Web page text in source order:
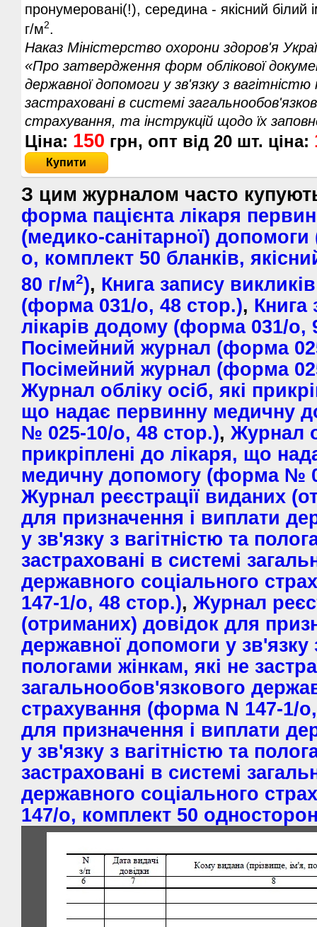
пронумеровані(!), середина - якісний білий
г/м2.
Наказ Міністерство охорони здоров'я
«Про затвердження форм облікової
державної допомоги у зв'язку з
застраховані в системі
страхування, та інструкцій щодо їх
Ціна: 150 грн, опт від 20 шт. ціна:
Купити
З цим журналом часто
форма пацієнта лікаря
(медико-санітарної)
о, комплект 50 бланків,
80 г/м2), Книга запису
(форма 031/о, 48 стор.), Книга
лікарів додому (форма 031/о,
Посімейний журнал (форма
Посімейний журнал (форма
Журнал обліку осіб, які
що надає первинну медичну
№ 025-10/о, 48 стор.), Журнал
прикріплені до лікаря, що
медичну допомогу (форма №
Журнал реєстрації виданих
для призначення і виплати
у зв'язку з вагітністю та
застраховані в системі
державного соціального
147-1/о, 48 стор.), Журнал
(отриманих) довідок для
державної допомоги у зв'язку
пологами жінкам, які не
загальнообов'язкового
страхування (форма N 147-1/
для призначення і виплати
у зв'язку з вагітністю та
застраховані в системі
державного соціального
147/о, комплект 50